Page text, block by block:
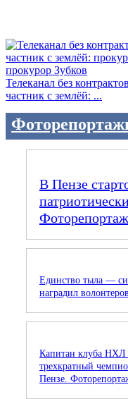
Телеканал без
частник с землёй: ...
В Пензе
Фоторепортаж
Единство тыла —
наградил
Капитан клуба НХЛ
трехкратный
Пензе.